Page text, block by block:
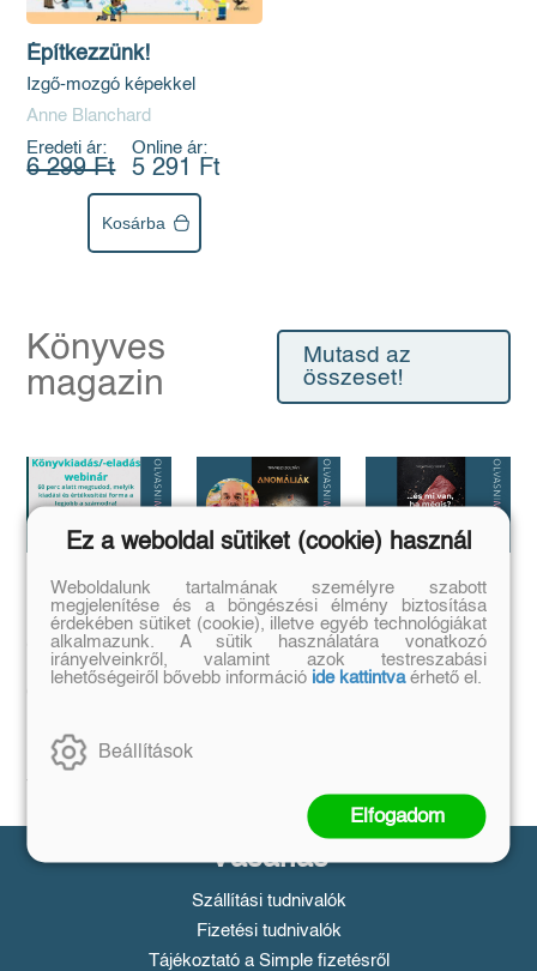
Építkezzünk!
Izgő-mozgó képekkel
Anne Blanchard
Eredeti ár:
6 299 Ft
Online ár:
5 291 Ft
Kosárba
Könyves
magazin
Mutasd az
összeset!
Megírtad a
könyvedet, de
azt is tudod,
hogyan add
16., 18:00-19:00
Anomáliák
Mi történik akkor,
ha létezik egy
olyan tárgy, ami
nem létezhetne?
...és mi van ha
mégis?
...a legrosszabb
helyzetből is lehet
kiút...
Vásárlás
Szállítási tudnivalók
Fizetési tudnivalók
Tájékoztató a Simple fizetésről
Ez a weboldal sütiket (cookie) használ
Weboldalunk tartalmának személyre szabott
megjelenítése és a böngészési élmény biztosítása
érdekében sütiket (cookie), illetve egyéb technológiákat
alkalmazunk. A sütik használatára vonatkozó
irányelveinkről, valamint azok testreszabási
lehetőségeiről bővebb információ ide kattintvaérhető el.
Beállítások
Elfogadom